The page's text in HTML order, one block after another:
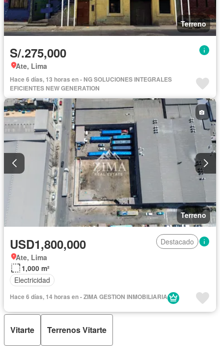
Terreno
S/.275,000
Ate, Lima
Hace 6 días, 13 horas en - NG SOLUCIONES INTEGRALES
EFICIENTES NEW GENERATION
Terreno
USD1,800,000
Destacado
Ate, Lima
1,000 m²
Electricidad
Hace 6 días, 14 horas en - ZIMA GESTION INMOBILIARIA
Vitarte Terrenos Vitarte